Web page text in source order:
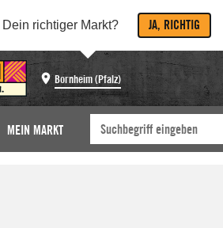
Dein richtiger Markt? JA, RICHTIG
Bornheim (Pfalz)
MEIN MARKT